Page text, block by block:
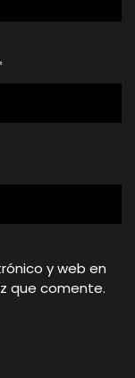
y web en
que comente.